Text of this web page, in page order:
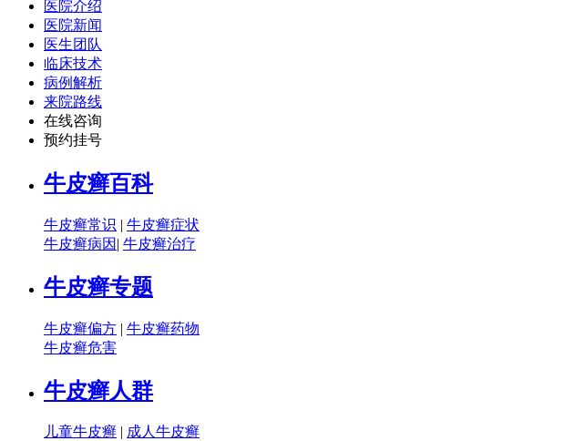
医院介绍
医院新闻
医生团队
临床技术
病例解析
来院路线
在线咨询
预约挂号
牛皮癣百科
牛皮癣常识 | 牛皮癣症状
牛皮癣病因 | 牛皮癣治疗
牛皮癣专题
牛皮癣偏方 | 牛皮癣药物
牛皮癣危害
牛皮癣人群
儿童牛皮癣 | 成人牛皮癣